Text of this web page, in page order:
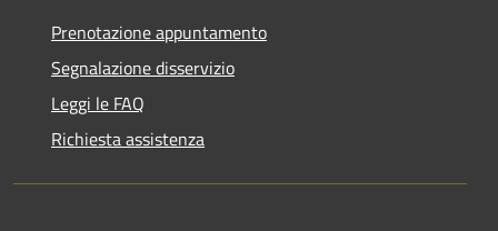
Prenotazione appuntamento
Segnalazione disservizio
Leggi le FAQ
Richiesta assistenza